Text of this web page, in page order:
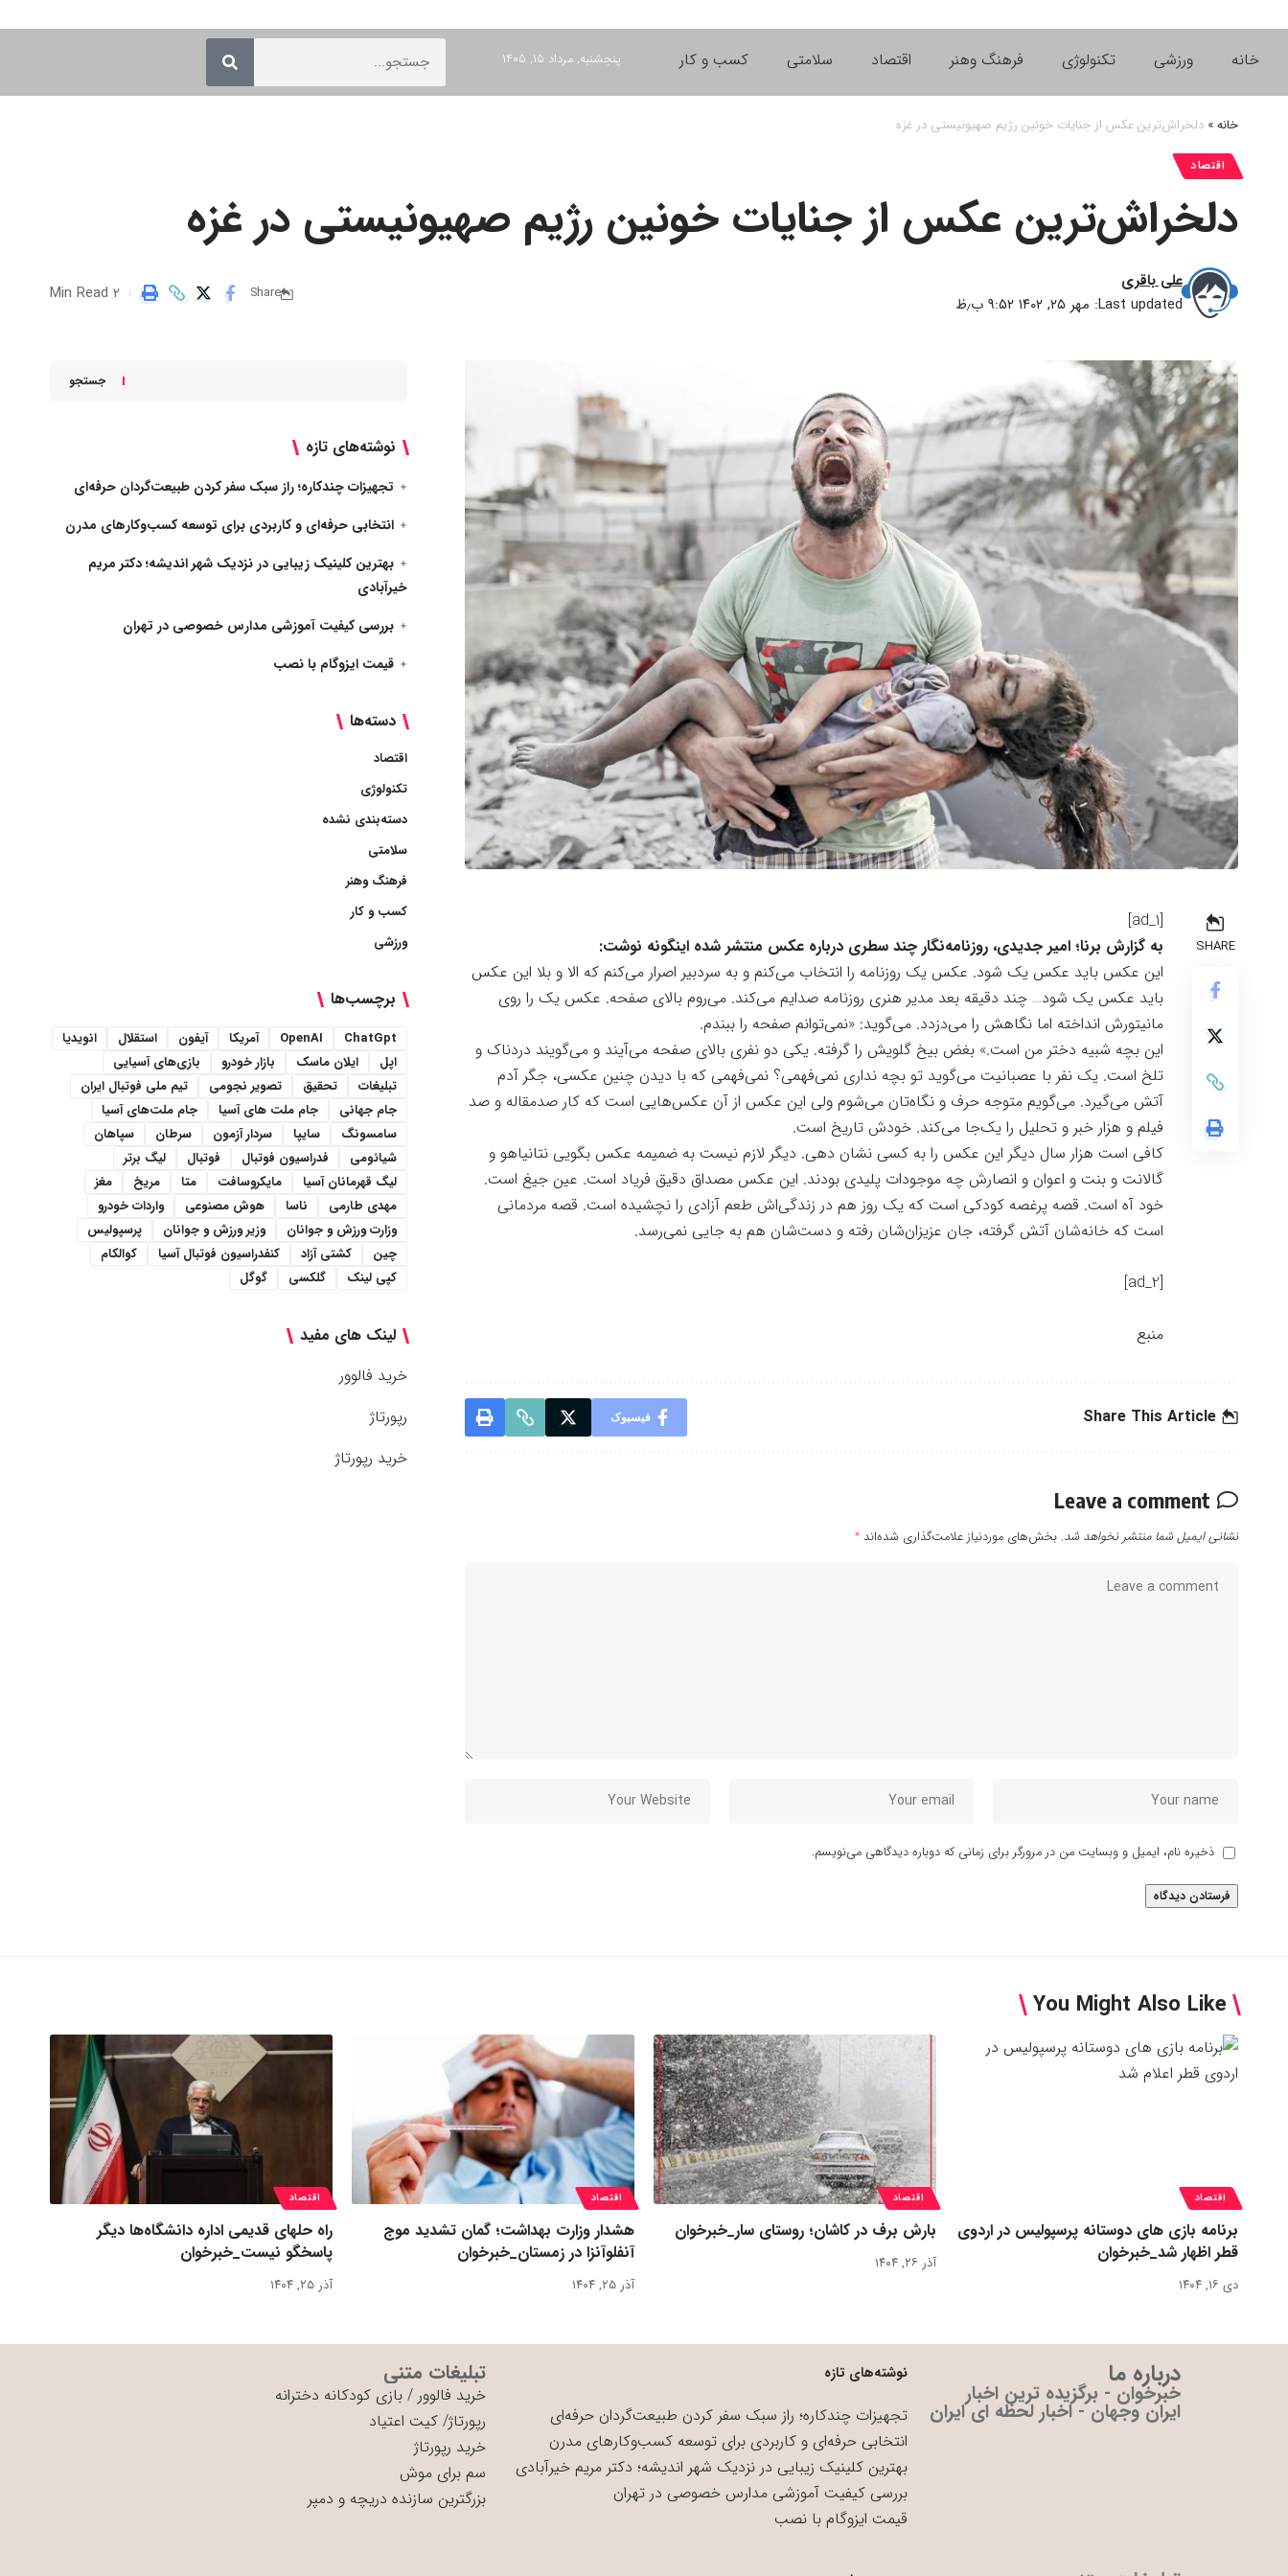
خانه ورزشی تکنولوژی فرهنگ وهنر اقتصاد سلامتی کسب و کار پنجشنبه, مرداد ۱۵, ۱۴۰۵
خانه» دلخراش‌ترین عکس از جنایات خونین رژیم صهیونیستی در غزه
اقتصاد
دلخراش‌ترین عکس از جنایات خونین رژیم صهیونیستی در غزه
Last updated: مهر ۲۵, ۱۴۰۲ ۹:۵۲ ب٫ظ
علی باقری
Share
2 Min Read
SHARE
[ad_1]
به گزارش برنا؛ امیر جدیدی، روزنامه‌نگار چند سطری درباره عکس منتشر شده اینگونه نوشت:
این عکس باید عکس یک شود. عکس یک روزنامه را انتخاب می‌کنم و به سردبیر اصرار می‌کنم که الا و بلا این عکس
باید عکس یک شود… چند دقیقه بعد مدیر هنری روزنامه صدایم می‌کند. می‌روم بالای صفحه. عکس یک را روی
مانیتورش انداخته اما نگاهش را می‌دزدد. می‌گوید: «نمی‌توانم صفحه را ببندم.
این بچه شبیه دختر من است.» بغض بیخ گلویش را گرفته. یکی دو نفری بالای صفحه می‌آیند و می‌گویند دردناک و
تلخ است. یک نفر با عصبانیت می‌گوید تو بچه نداری نمی‌فهمی؟ نمی‌فهمی که با دیدن چنین عکسی، جگر آدم
آتش می‌گیرد. می‌گویم متوجه حرف و نگاه‌تان می‌شوم ولی این عکس از آن عکس‌هایی است که کار صدمقاله و صد
فیلم و هزار خبر و تحلیل را یک‌جا می‌کند. خودش تاریخ است.
کافی است هزار سال دیگر این عکس را به کسی نشان دهی. دیگر لازم نیست به ضمیمه عکس بگویی نتانیاهو و
گالانت و بنت و اعوان و انصارش چه موجودات پلیدی بودند. این عکس مصداق دقیق فریاد است. عین جیغ است.
خود آه است. قصه پرغصه کودکی است که یک روز هم در زندگی‌اش طعم آزادی را نچشیده است. قصه مردمانی
است که خانه‌شان آتش گرفته، جان عزیزان‌شان رفته و دست‌شان هم به جایی نمی‌رسد.
[ad_2]
منبع
Share This Article فیسبوک
Leave a comment
نشانی ایمیل شما منتشر نخواهد شد. بخش‌های موردنیاز علامت‌گذاری شده‌اند *
ذخیره نام، ایمیل و وبسایت من در مرورگر برای زمانی که دوباره دیدگاهی می‌نویسم.
جستجو
نوشته‌های تازه
تجهیزات چندکاره؛ راز سبک سفر کردن طبیعت‌گردان حرفه‌ای
انتخابی حرفه‌ای و کاربردی برای توسعه کسب‌وکارهای مدرن
بهترین کلینیک زیبایی در نزدیک شهر اندیشه؛ دکتر مریم
خیرآبادی
بررسی کیفیت آموزشی مدارس خصوصی در تهران
قیمت ایزوگام با نصب
دسته‌ها
اقتصاد
تکنولوژی
دسته‌بندی نشده
سلامتی
فرهنگ وهنر
کسب و کار
ورزشی
برچسب‌ها
ChatGpt
OpenAI آمریکا آیفون استقلال
انویدیا
اپل
ایلان ماسک بازار خودرو
بازی‌های آسیایی
تبلیغات
تحقیق تصویر نجومی
تیم ملی فوتبال ایران
جام جهانی
جام ملت های آسیا
جام ملت‌های آسیا
سامسونگ
سایپا سردار آزمون سرطان
سپاهان
شیائومی
فدراسیون فوتبال فوتبال
لیگ برتر
لیگ قهرمانان آسیا
مایکروسافت متا مریخ
مغز
مهدی طارمی
ناسا هوش مصنوعی
واردات خودرو
وزارت ورزش و جوانان
وزیر ورزش و جوانان
پرسپولیس
چین
کشتی آزاد کنفدراسیون فوتبال آسیا
کوالکام
کپی لینک
گلکسی گوگل
لینک های مفید
خرید فالوور
رپورتاژ
خرید رپورتاژ
You Might Also Like
اقتصاد
برنامه بازی های دوستانه پرسپولیس در اردوی
قطر اظهار شد_خبرخوان
دی ۱۶, ۱۴۰۴
اقتصاد
بارش برف در کاشان؛ روستای سار_خبرخوان
آذر ۲۶, ۱۴۰۴
اقتصاد
هشدار وزارت بهداشت؛ گمان تشدید موج
آنفلوآنزا در زمستان_خبرخوان
آذر ۲۵, ۱۴۰۴
اقتصاد
راه حلهای قدیمی اداره دانشگاه‌ها دیگر
پاسخگو نیست_خبرخوان
آذر ۲۵, ۱۴۰۴
درباره ما
خبرخوان - برگزیده ترین اخبار
ایران وجهان - اخبار لحظه ای ایران
نوشته‌های تازه
تجهیزات چندکاره؛ راز سبک سفر کردن طبیعت‌گردان حرفه‌ای
انتخابی حرفه‌ای و کاربردی برای توسعه کسب‌وکارهای مدرن
بهترین کلینیک زیبایی در نزدیک شهر اندیشه؛ دکتر مریم خیرآبادی
بررسی کیفیت آموزشی مدارس خصوصی در تهران
قیمت ایزوگام با نصب
تبلیغات متنی
خرید فالوور /بازی کودکانه دخترانه
رپورتاژ/کیت اعتیاد
خرید رپورتاژ
سم برای موش
بزرگترین سازنده دریچه و دمپر